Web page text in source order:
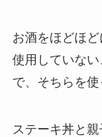
お酒をほどほ
使用していな
で、そちらを使
ステーキ丼と